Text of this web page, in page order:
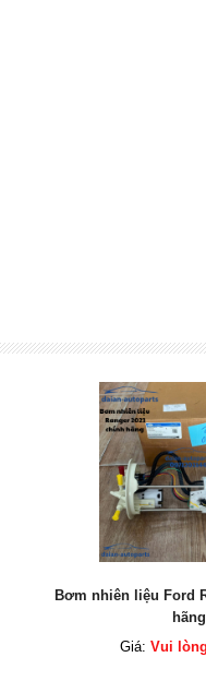
Bộ côn Everest
Giá:Vui